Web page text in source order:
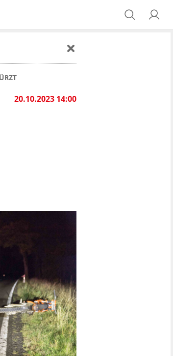
20.10.2023 14:00